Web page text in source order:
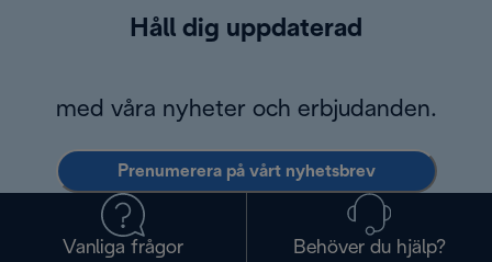
Håll dig uppdaterad
med våra nyheter och erbjudanden.
Prenumerera på vårt nyhetsbrev
Vanliga frågor
Behöver du hjälp?